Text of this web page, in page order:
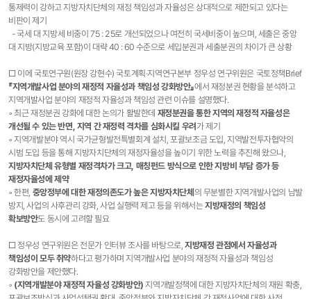
통제력이 강하고 지방자치단체의 재정 책임성과 자율성은 상대적으로 제한되고 있다는
비판이 제기
- 국세 대 지방세 비중이 75 : 25로 개선되었으나 여전히 국세비중이 높으며, 세출은 중앙
대 지방(지방교육 포함)이 대략 40 : 60 수준으로 세입분권과 세출분권의 차이가 큰 상황
□ 이에 국토연구원(원장 강현수) 국토계획·지역연구본부 정우성 연구위원은 국토정책Brief
『지역개발사업 분야의 재정적 자율성과 책임성 강화방안』에서 재정분권 현황을 분석하고
지역개발사업 분야의 재정적 자율성과 책임성 관련 이슈를 설명했다.
◦ 최근 재정분권 강화에 대한 논의가 활발한데 재정분권을 통한 지역의 재정적 자율성은
개선될 수 있는 반면, 지역 간 재정력 격차를 심화시킬 우려가 제기
◦ 지역개발분야 역시 국가균형발전특별회계 설치, 포괄보조금 도입, 지역발전투자협약의
시범 도입 등을 통해 지방자치단체의 재정자율성을 높이기 위한 노력을 추진해 왔으나,
지방자치단체 유형별 재정격차가 크고, 매칭펀드 방식으로 인한 지방비 부담 증가 등
재정자율성에 제약
◦ 한편, 중앙정부에 대한 재정의존도가 높은 지방자치단체 의 무분별한 지역개발사업의 남발
방지, 사업의 사후관리 강화, 사업 실행력 제고 등을 위해서는지방재정의 책임성
확보방안도 동시에 고려할 필요
□ 정우성 연구위원은 전문가 인터뷰 조사를 바탕으로, 지방재정 관점에서 자율성과
책임성이 모두 취약하다고 평가하며 지역개발사업 분야의 재정적 자율성과 책임성
강화방안을 제안했다.
◦ (지역개발분야 재정적 자율성 강화방안)지역개발정책에 대한 지방자치단체의 재원 확충,